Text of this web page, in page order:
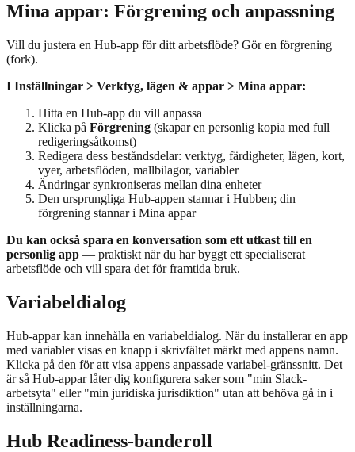
Mina appar: Förgrening och anpassning
Vill du justera en Hub-app för ditt arbetsflöde? Gör en förgrening
(fork).
I Inställningar > Verktyg, lägen & appar > Mina appar:
Hitta en Hub-app du vill anpassa
Klicka på Förgrening (skapar en personlig kopia med full
redigeringsåtkomst)
Redigera dess beståndsdelar: verktyg, färdigheter, lägen, kort,
vyer, arbetsflöden, mallbilagor, variabler
Ändringar synkroniseras mellan dina enheter
Den ursprungliga Hub-appen stannar i Hubben; din
förgrening stannar i Mina appar
Du kan också spara en konversation som ett utkast till en
personlig app — praktiskt när du har byggt ett specialiserat
arbetsflöde och vill spara det för framtida bruk.
Variabeldialog
Hub-appar kan innehålla en variabeldialog. När du installerar en app
med variabler visas en knapp i skrivfältet märkt med appens namn.
Klicka på den för att visa appens anpassade variabel-gränssnitt. Det
är så Hub-appar låter dig konfigurera saker som "min Slack-
arbetsyta" eller "min juridiska jurisdiktion" utan att behöva gå in i
inställningarna.
Hub Readiness-banderoll